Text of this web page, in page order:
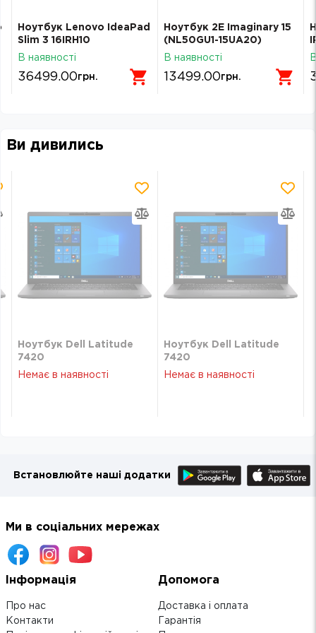
Ноутбук Lenovo IdeaPad
Slim 3 16IRH10
(83K2008WRA) Luna
В наявності
36499.00грн.
Ноутбук 2E Imaginary 15
(NL50GU1-15UA20)
В наявності
13499.00грн.
Ви дивились
Ноутбук Dell Latitude
7420
(N057L742014UA_UBU)
Немає в наявності
Ноутбук Dell Latitude
7420
(N057L742014UA_UBU)
Немає в наявності
Встановлюйте наші додатки
Ми в соціальних мережах
Інформація
Про нас
Контакти
Допомога
Доставка і оплата
Гарантія